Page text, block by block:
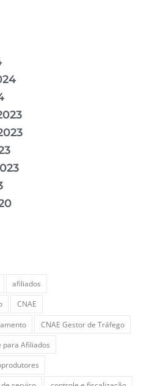
afiliados
CNAE
CNAE Gestor de Tráfego
para Afiliados